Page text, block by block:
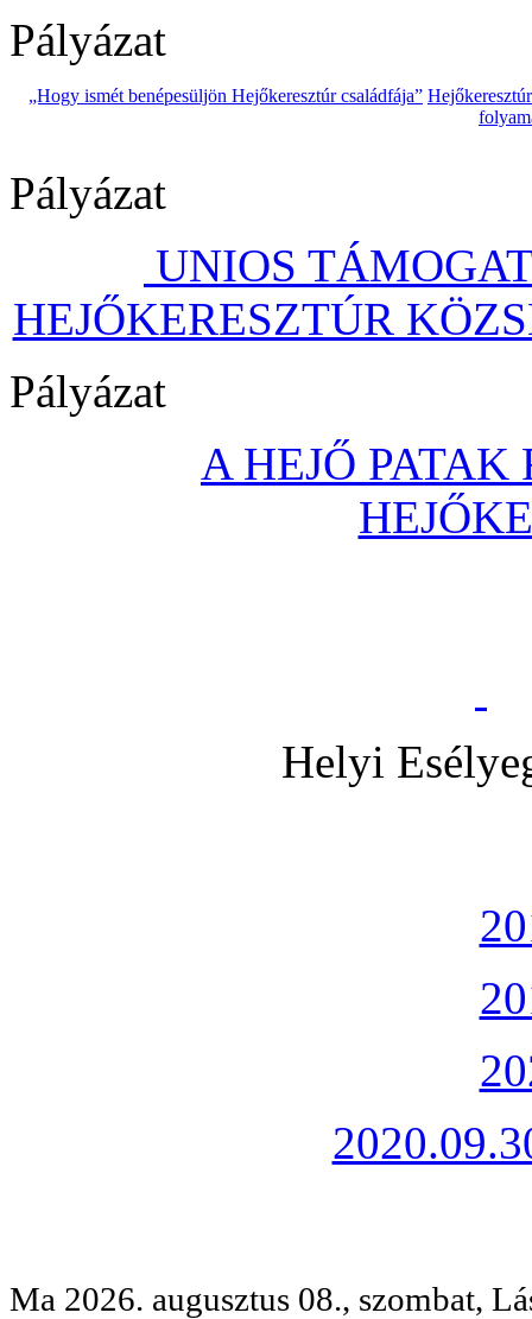
Pályázat
„Hogy ismét benépesüljön Hejőkeresztúr családfája”
Pályázat
UNIOS
HEJŐKERESZTÚR
Pályázat
A HEJŐ
Helyi
Ma 2026. augusztus 08., szombat,